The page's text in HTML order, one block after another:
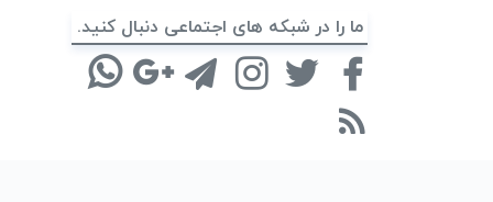
ما را در شبکه های اجتماعی دنبال کنید.